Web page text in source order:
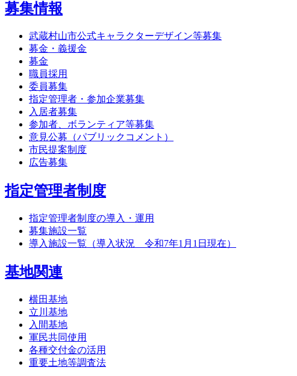
募集情報
武蔵村山市公式キャラクターデザイン等募集
募金・義援金
募金
職員採用
委員募集
指定管理者・参加企業募集
入居者募集
参加者、ボランティア等募集
意見公募（パブリックコメント）
市民提案制度
広告募集
指定管理者制度
指定管理者制度の導入・運用
募集施設一覧
導入施設一覧（導入状況 令和7年1月1日現在）
基地関連
横田基地
立川基地
入間基地
軍民共同使用
各種交付金の活用
重要土地等調査法